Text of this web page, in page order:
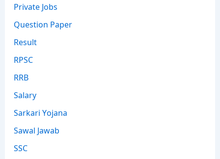
Private Jobs
Question Paper
Result
RPSC
RRB
Salary
Sarkari Yojana
Sawal Jawab
SSC